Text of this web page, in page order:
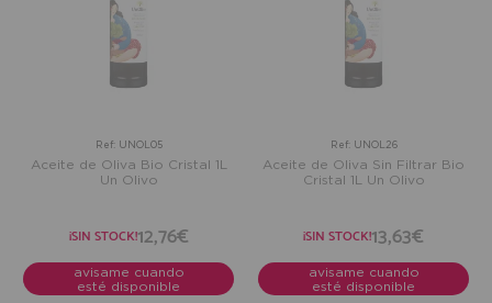
Ref: UNOL05
Aceite de Oliva Bio Cristal 1L
Un Olivo
¡SIN STOCK!12,76€
avisame cuando
esté disponible
Ref: UNOL26
Aceite de Oliva Sin Filtrar Bio
Cristal 1L Un Olivo
¡SIN STOCK!13,63€
avisame cuando
esté disponible